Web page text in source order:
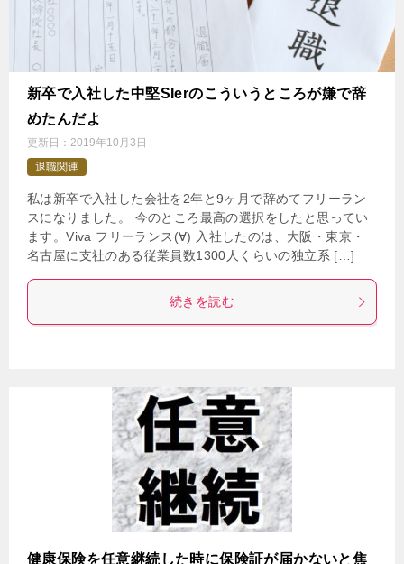
新卒で入社した中堅SIerのこういうところが嫌で辞
めたんだよ
更新日： 2019年10月3日
退職関連
私は新卒で入社した会社を2年と9ヶ月で辞めてフリーラン
スになりました。 今のところ最高の選択をしたと思ってい
ます。Viva フリーランス(∀) 入社したのは、大阪・東京・
名古屋に支社のある従業員数1300人くらいの独立系 […]
続きを読む
健康保険を任意継続した時に保険証が届かないと焦